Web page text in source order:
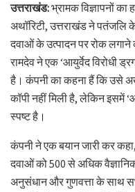
उत्तराखंड:भ्रामक विज्ञापनों
अथॉरिटी, उत्तराखंड ने पतंजलि के
दवाओं के उत्पादन पर रोक लगाने
रामदेव ने एक ‘आयुर्वेद विरोधी
है। कंपनी का कहना हैं कि उसे
कॉपी नहीं मिली है, लेकिन इसमें
स्पष्ट है।
कंपनी ने एक बयान जारी कर कहा,
दवाओं को 500 से अधिक
अनुसंधान और गुणवत्ता के साथ